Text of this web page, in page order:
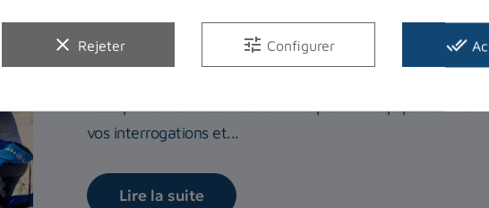
Equipement complet de plongée :
bien débuter ?
Vous pensez à investir dans votre premier équipement
vos interrogations et...
Lire la suite
clear Rejeter tune Configurer done_all